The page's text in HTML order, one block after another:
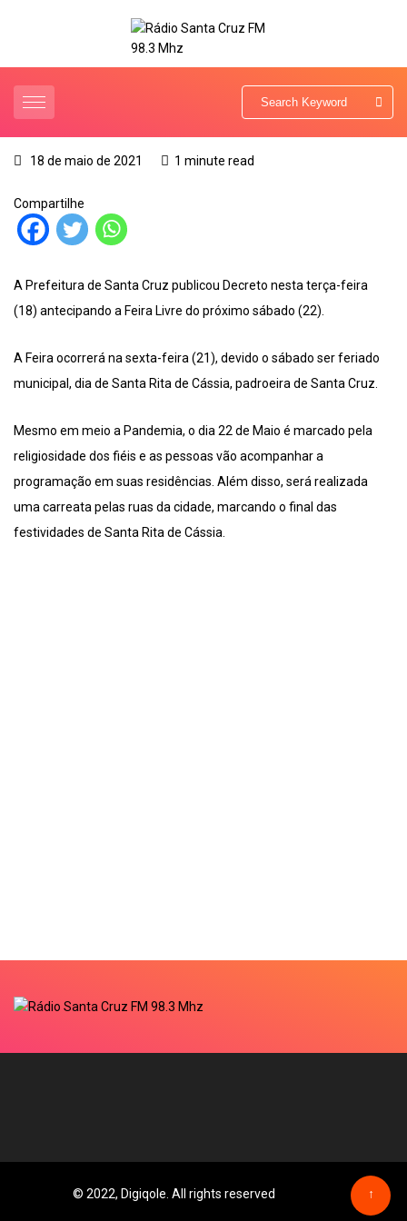
18 de maio de 2021 1 minute read
Compartilhe
A Prefeitura de Santa Cruz publicou Decreto nesta terça-feira
(18) antecipando a Feira Livre do próximo sábado (22).
A Feira ocorrerá na sexta-feira (21), devido o sábado ser feriado
municipal, dia de Santa Rita de Cássia, padroeira de Santa Cruz.
Mesmo em meio a Pandemia, o dia 22 de Maio é marcado pela
religiosidade dos fiéis e as pessoas vão acompanhar a
programação em suas residências. Além disso, será realizada
uma carreata pelas ruas da cidade, marcando o final das
festividades de Santa Rita de Cássia.
© 2022, Digiqole. All rights reserved ↑